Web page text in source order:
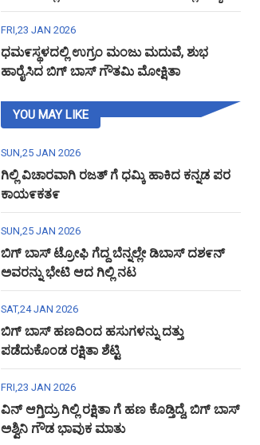
ಅಶ್ವಿನಿ ಗೌಡ
FRI,23 JAN 2026
ಧಮ೯ಸ್ಥಳದಲ್ಲಿ ಉಗ್ರಂ ಮಂಜು ಮದುವೆ, ಶುಭ
ಹಾರೈಸಿದ ಬಿಗ್ ಬಾಸ್ ಗೌತಮಿ ಮೋಕ್ಷಿತಾ
YOU MAY LIKE
SUN,25 JAN 2026
ಗಿಲ್ಲಿ ವಿಚಾರವಾಗಿ ರಜತ್ ಗೆ ಧಮ್ಕಿ ಹಾಕಿದ ಕನ್ನಡ ಪರ
ಕಾಯ೯ಕತ೯
SUN,25 JAN 2026
ಬಿಗ್ ಬಾಸ್ ಟ್ರೋಫಿ ಗೆದ್ದ ಬೆನ್ನಲ್ಲೇ ಡಿಬಾಸ್ ದಶ೯ನ್
ಅವರನ್ನು ಭೇಟಿ ಆದ ಗಿಲ್ಲಿ ನಟ
SAT,24 JAN 2026
ಬಿಗ್ ಬಾಸ್ ಹಣದಿಂದ ಹಸುಗಳನ್ನು ದತ್ತು
ಪಡೆದುಕೊಂಡ ರಕ್ಷಿತಾ ಶೆಟ್ಟಿ
FRI,23 JAN 2026
ವಿನ್ ಆಗ್ತಿದ್ರು ಗಿಲ್ಲಿ ರಕ್ಷಿತಾ ಗೆ ಹಣ ಕೊಡ್ತಿದ್ದೆ, ಬಿಗ್ ಬಾಸ್
ಅಶ್ವಿನಿ ಗೌಡ ಭಾವುಕ ಮಾತು